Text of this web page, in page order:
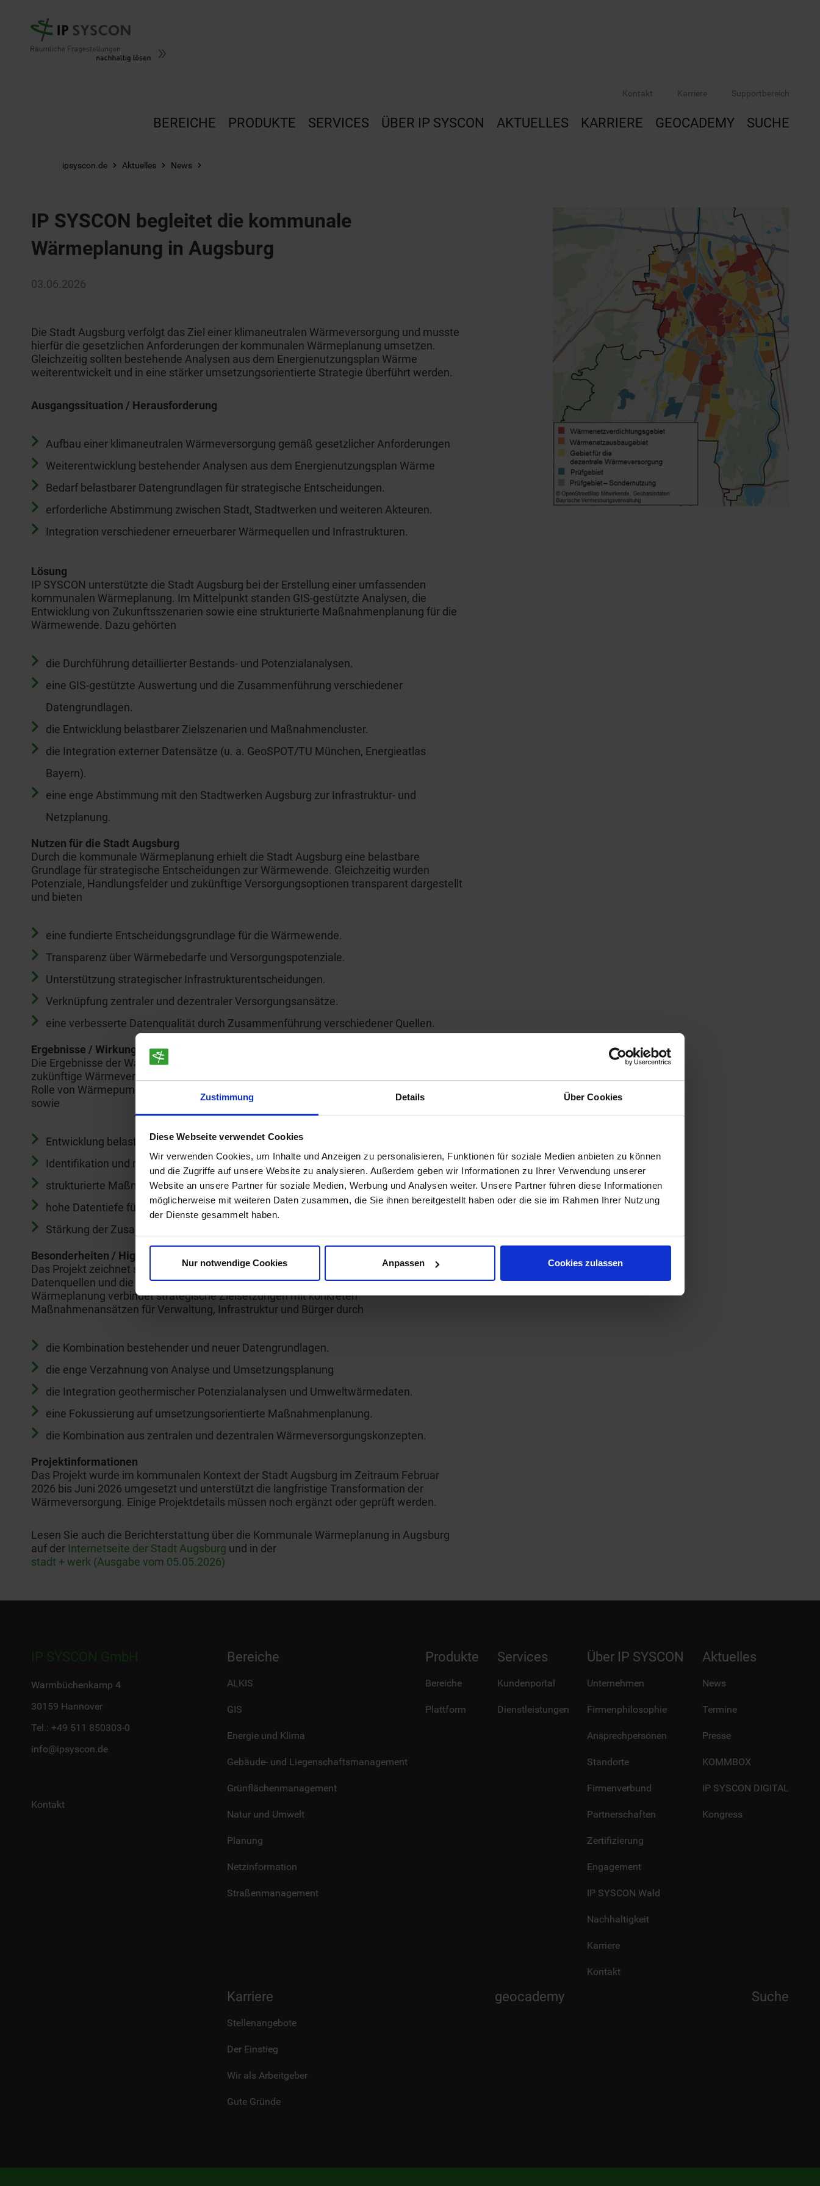
Zustimmung Details Über Cookies
Diese Webseite verwendet Cookies
Wir verwenden Cookies, um Inhalte und Anzeigen zu personalisieren, Funktionen für soziale Medien anbieten zu können
und die Zugriffe auf unsere Website zu analysieren. Außerdem geben wir Informationen zu Ihrer Verwendung unserer
Website an unsere Partner für soziale Medien, Werbung und Analysen weiter. Unsere Partner führen diese Informationen
möglicherweise mit weiteren Daten zusammen, die Sie ihnen bereitgestellt haben oder die sie im Rahmen Ihrer Nutzung
der Dienste gesammelt haben.
Nur notwendige Cookies Anpassen Cookies zulassen
Kontakt Karriere Supportbereich
BEREICHE PRODUKTE SERVICES ÜBER IP SYSCON AKTUELLES KARRIERE GEOCADEMY SUCHE
ipsyscon.de Aktuelles News
IP SYSCON begleitet die kommunale
Wärmeplanung in Augsburg
03.06.2026
Die Stadt Augsburg verfolgt das Ziel einer klimaneutralen Wärmeversorgung und musste
hierfür die gesetzlichen Anforderungen der kommunalen Wärmeplanung umsetzen.
Gleichzeitig sollten bestehende Analysen aus dem Energienutzungsplan Wärme
weiterentwickelt und in eine stärker umsetzungsorientierte Strategie überführt werden.
Ausgangssituation / Herausforderung
Aufbau einer klimaneutralen Wärmeversorgung gemäß gesetzlicher Anforderungen
Weiterentwicklung bestehender Analysen aus dem Energienutzungsplan Wärme
Bedarf belastbarer Datengrundlagen für strategische Entscheidungen.
erforderliche Abstimmung zwischen Stadt, Stadtwerken und weiteren Akteuren.
Integration verschiedener erneuerbarer Wärmequellen und Infrastrukturen.
Lösung
IP SYSCON unterstützte die Stadt Augsburg bei der Erstellung einer umfassenden
kommunalen Wärmeplanung. Im Mittelpunkt standen GIS-gestützte Analysen, die
Entwicklung von Zukunftsszenarien sowie eine strukturierte Maßnahmenplanung für die
Wärmewende. Dazu gehörten
die Durchführung detaillierter Bestands- und Potenzialanalysen.
eine GIS-gestützte Auswertung und die Zusammenführung verschiedener
Datengrundlagen.
die Entwicklung belastbarer Zielszenarien und Maßnahmencluster.
die Integration externer Datensätze (u. a. GeoSPOT/TU München, Energieatlas
Bayern).
eine enge Abstimmung mit den Stadtwerken Augsburg zur Infrastruktur- und
Netzplanung.
Nutzen für die Stadt Augsburg
Durch die kommunale Wärmeplanung erhielt die Stadt Augsburg eine belastbare
Grundlage für strategische Entscheidungen zur Wärmewende. Gleichzeitig wurden
Potenziale, Handlungsfelder und zukünftige Versorgungsoptionen transparent dargestellt
und bieten
eine fundierte Entscheidungsgrundlage für die Wärmewende.
Transparenz über Wärmebedarfe und Versorgungspotenziale.
Unterstützung strategischer Infrastrukturentscheidungen.
Verknüpfung zentraler und dezentraler Versorgungsansätze.
eine verbesserte Datenqualität durch Zusammenführung verschiedener Quellen.
Ergebnisse / Wirkung
Die Ergebnisse der Wärmeplanung zeigen konkrete Transformationspfade für die
zukünftige Wärmeversorgung in Augsburg auf. Besonders deutlich wurde die wichtige
Rolle von Wärmepumpen, Wärmenetzen und einer integrierten Infrastrukturentwicklung,
sowie
Entwicklung belastbarer Wärmeversorgungsszenarien bis zur Klimaneutralität.
Identifikation und räumliche Bewertung erneuerbarer Wärmequellen.
strukturierte Maßnahmenplanung in sieben Themenclustern.
hohe Datentiefe für GIS-gestützte Analysen.
Stärkung der Zusammenarbeit zwischen Kommune und Versorgern.
Besonderheiten / Highlights
Das Projekt zeichnet sich insbesondere durch die Kombination verschiedener
Datenquellen und die enge Verzahnung von Analyse und Umsetzung aus. Die
Wärmeplanung verbindet strategische Zielsetzungen mit konkreten
Maßnahmenansätzen für Verwaltung, Infrastruktur und Bürger durch
die Kombination bestehender und neuer Datengrundlagen.
die enge Verzahnung von Analyse und Umsetzungsplanung
die Integration geothermischer Potenzialanalysen und Umweltwärmedaten.
eine Fokussierung auf umsetzungsorientierte Maßnahmenplanung.
die Kombination aus zentralen und dezentralen Wärmeversorgungskonzepten.
Projektinformationen
Das Projekt wurde im kommunalen Kontext der Stadt Augsburg im Zeitraum Februar
2026 bis Juni 2026 umgesetzt und unterstützt die langfristige Transformation der
Wärmeversorgung. Einige Projektdetails müssen noch ergänzt oder geprüft werden.
Lesen Sie auch die Berichterstattung über die Kommunale Wärmeplanung in Augsburg
auf der Internetseite der Stadt Augsburg und in der
stadt + werk (Ausgabe vom 05.05.2026)
IP SYSCON GmbH
Warmbüchenkamp 4
30159 Hannover
Tel.: +49 511 850303-0
info@ipsyscon.de
Kontakt
Bereiche
ALKIS
GIS
Energie und Klima
Gebäude- und Liegenschaftsmanagement
Grünflächenmanagement
Natur und Umwelt
Planung
Netzinformation
Straßenmanagement
Produkte
Bereiche
Plattform
Services
Kundenportal
Dienstleistungen
Über IP SYSCON
Unternehmen
Firmenphilosophie
Ansprechpersonen
Standorte
Firmenverbund
Partnerschaften
Zertifizierung
Engagement
IP SYSCON Wald
Nachhaltigkeit
Karriere
Kontakt
Aktuelles
News
Termine
Presse
KOMMBOX
IP SYSCON DIGITAL
Kongress
Karriere
Stellenangebote
Der Einstieg
Wir als Arbeitgeber
Gute Gründe
geocademy Suche